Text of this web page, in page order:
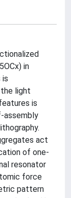
in
is
light
is
assembly
act
of one-
resonator
force
pattern